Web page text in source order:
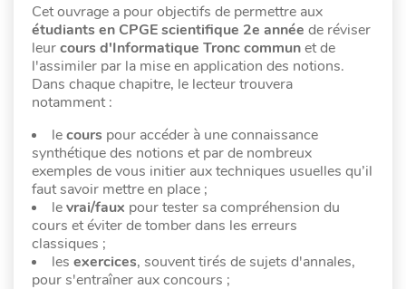
Cet ouvrage a pour objectifs de permettre aux
étudiants en CPGE scientifique 2e année de réviser
leurcours d'Informatique Tronc communet de
l'assimiler par la mise en application des notions.
Dans chaque chapitre, le lecteur trouvera
notamment :
lecours pour accéder à une connaissance
synthétique des notions et par de nombreux
exemples de vous initier aux techniques usuelles qu’il
faut savoir mettre en place ;
levrai/faux pour tester sa compréhension du
cours et éviter de tomber dans les erreurs
classiques ;
les exercices, souvent tirés de sujets d'annales,
pour s'entraîner aux concours ;